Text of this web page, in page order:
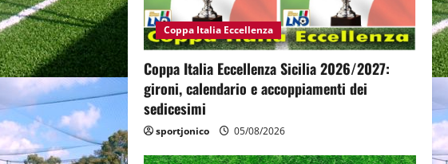
Coppa Italia Eccellenza
Coppa Italia Eccellenza Sicilia 2026/2027:
gironi, calendario e accoppiamenti dei
sedicesimi
sportjonico 05/08/2026